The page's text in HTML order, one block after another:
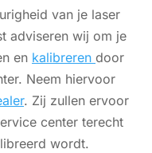
van je laser
adviseren wij om je
en kalibreren door
Neem hiervoor
. Zij zullen ervoor
center terecht
wordt.